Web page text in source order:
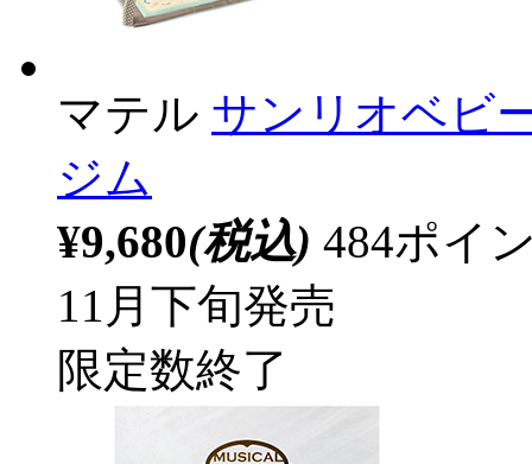
マテル サンリオベビ
ジム
¥9,680(税込) 484ポイ
11月下旬発売
限定数終了